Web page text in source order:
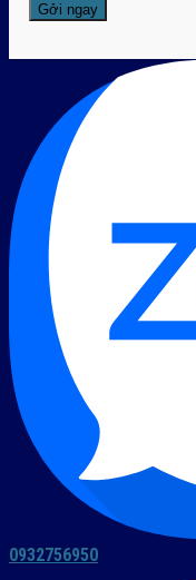
0932756950